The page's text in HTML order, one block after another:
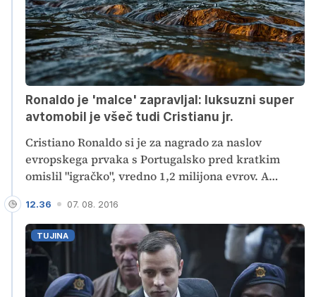
Ronaldo je 'malce' zapravljal: luksuzni super
avtomobil je všeč tudi Cristianu jr.
Cristiano Ronaldo si je za nagrado za naslov
evropskega prvaka s Portugalsko pred kratkim
omislil "igračko", vredno 1,2 milijona evrov. A
njegovemu sinu, Cristianu Juniorju.
TUJINA
12.36 07. 08. 2016